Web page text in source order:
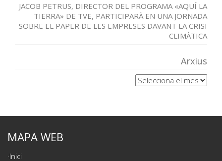
JACOB PETRUS, DIRECTOR DEL PROGRAMA «AQUÍ LA
TIERRA» DE TVE, PARTICIPARÀ EN UNA JORNADA
SOBRE EL PAPER DE LES EMPRESES DAVANT LA CRISI
CLIMÀTICA
Arxius
Arxius
MAPA WEB
Inici